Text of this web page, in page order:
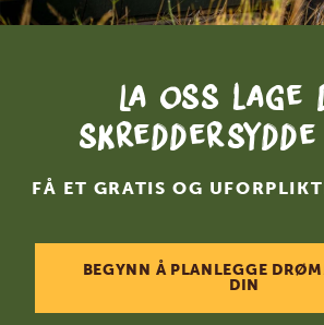
La oss lage
FÅ ET GRATIS OG
BEGYNN Å PLANLEGGE
DIN